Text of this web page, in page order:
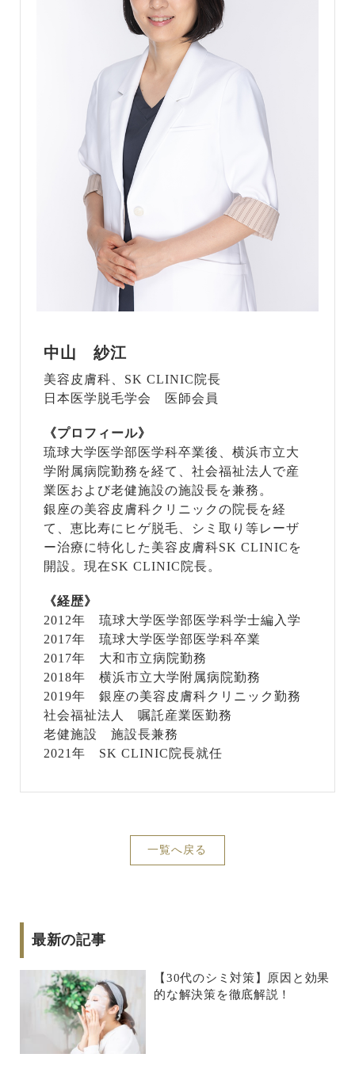
中山 紗江
美容皮膚科、SK CLINIC院長
日本医学脱毛学会 医師会員
《プロフィール》
琉球大学医学部医学科卒業後、横浜市立大
学附属病院勤務を経て、社会福祉法人で産
業医および老健施設の施設長を兼務。
銀座の美容皮膚科クリニックの院長を経
て、恵比寿にヒゲ脱毛、シミ取り等レーザ
ー治療に特化した美容皮膚科SK CLINICを
開設。現在SK CLINIC院長。
《経歴》
2012年 琉球大学医学部医学科学士編入学
2017年 琉球大学医学部医学科卒業
2017年 大和市立病院勤務
2018年 横浜市立大学附属病院勤務
2019年 銀座の美容皮膚科クリニック勤務
社会福祉法人 嘱託産業医勤務
老健施設 施設長兼務
2021年 SK CLINIC院長就任
一覧へ戻る
最新の記事
【30代のシミ対策】原因と効果
的な解決策を徹底解説！